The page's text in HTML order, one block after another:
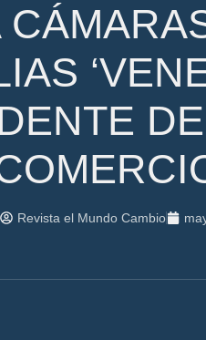
Revista el Mundo Cambio